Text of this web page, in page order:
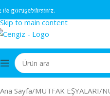
Skip to navigation
Skip to main content
görüşebilirsiniz.
Ana Sayfa/MUTFAK EŞYALARI/